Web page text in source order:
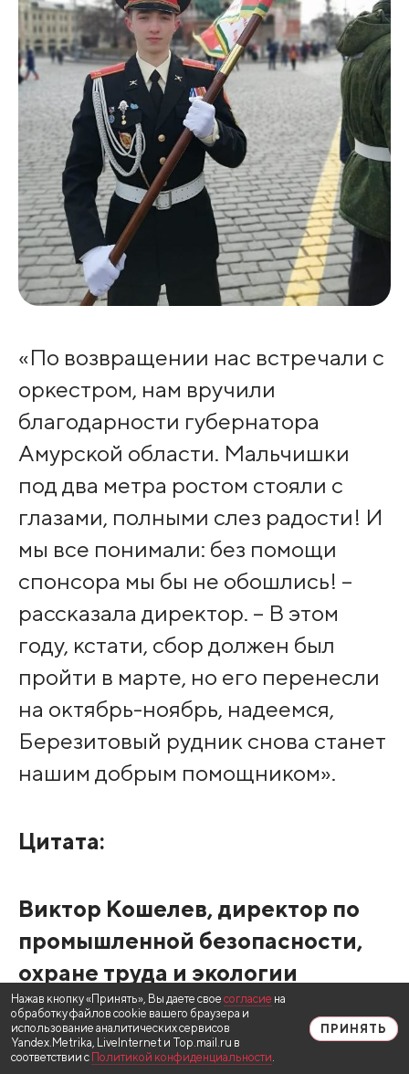
«По возвращении нас встречали с
оркестром, нам вручили
благодарности губернатора
Амурской области. Мальчишки
под два метра ростом стояли с
глазами, полными слез радости! И
мы все понимали: без помощи
спонсора мы бы не обошлись! –
рассказала директор. – В этом
году, кстати, сбор должен был
пройти в марте, но его перенесли
на октябрь-ноябрь, надеемся,
Березитовый рудник снова станет
нашим добрым помощником».
Цитата:
Виктор Кошелев, директор по
промышленной безопасности,
охране труда и экологии
Березитового рудника:
Нажав кнопку «Принять», Вы даете свое согласие на
обработку файлов cookie вашего браузера и
использование аналитических сервисов
Yandex.Metrika, LiveInternet и Top.mail.ru в
соответствии с Политикой конфиденциальности.
ПРИНЯТЬ